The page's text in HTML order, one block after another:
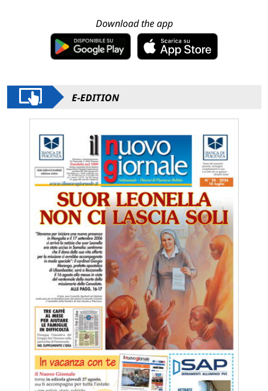
Download the app
E-EDITION